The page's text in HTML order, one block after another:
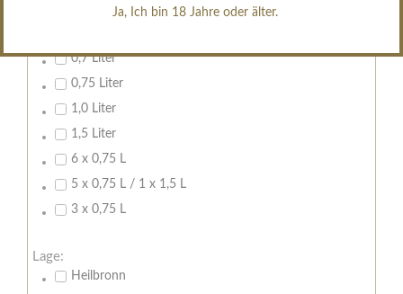
Ja, Ich bin 18 Jahre oder älter.
0,7 Liter
0,75 Liter
1,0 Liter
1,5 Liter
6 x 0,75 L
5 x 0,75 L / 1 x 1,5 L
3 x 0,75 L
Lage:
Heilbronn